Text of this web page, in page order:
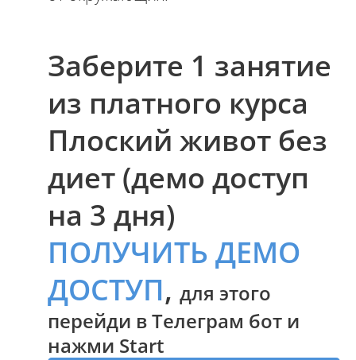
Заберите 1 занятие
из платного курса
Плоский живот без
диет (демо доступ
на 3 дня)
ПОЛУЧИТЬ ДЕМО
ДОСТУП, для этого
перейди в Телеграм бот и
нажми Start